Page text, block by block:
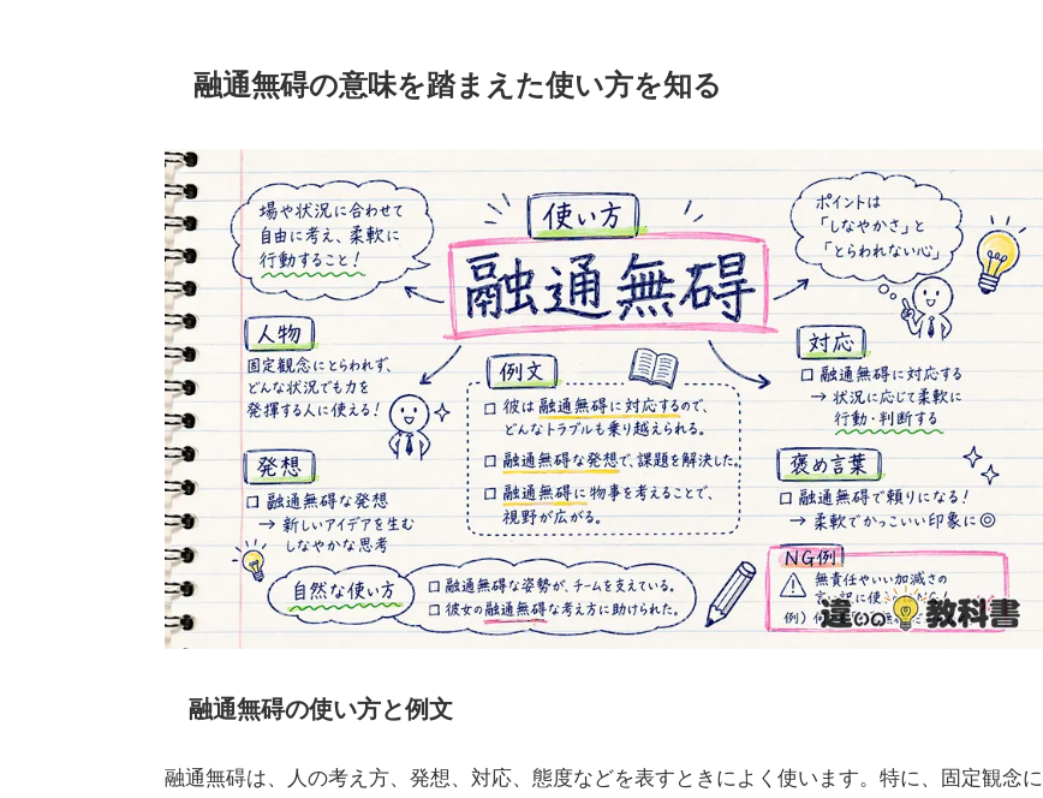
融通無碍の意味を踏まえた使い方を知る
融通無碍の使い方と例文
融通無碍は、人の考え方、発想、対応、態度などを表すときによく使います。特に、固定観念に